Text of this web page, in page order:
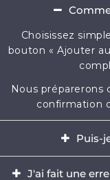
Choisissez
bouton « Ajouter
Nous préparerons
confirmation
Puis-
J'ai fait une